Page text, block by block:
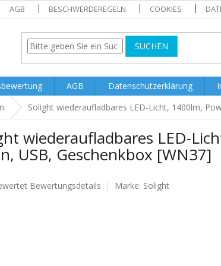
AGB BESCHWERDEREGELN COOKIES
SUCHEN
AGB Datenschutzerklärung
Solight wiederaufladbares LED-Licht, 1400lm,
wiederaufladbares LED-
USB, Geschenkbox [WN37]
Bewertungsdetails Marke: Solight